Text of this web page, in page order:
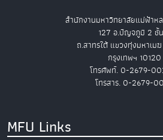
สำนักงานมหาวิทยาลัยแม่ฟ้าห
127 อ.ปัญจภูมิ 2 ชั้
ถ.สาทรใต้ แขวงทุ่งมหาเม
กรุงเทพฯ 10120
โทรศัพท์. 0-2679-
โทรสาร. 0-2679-
MFU Links